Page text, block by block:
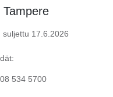
Tampere
suljettu 17.6.2026
534 5700